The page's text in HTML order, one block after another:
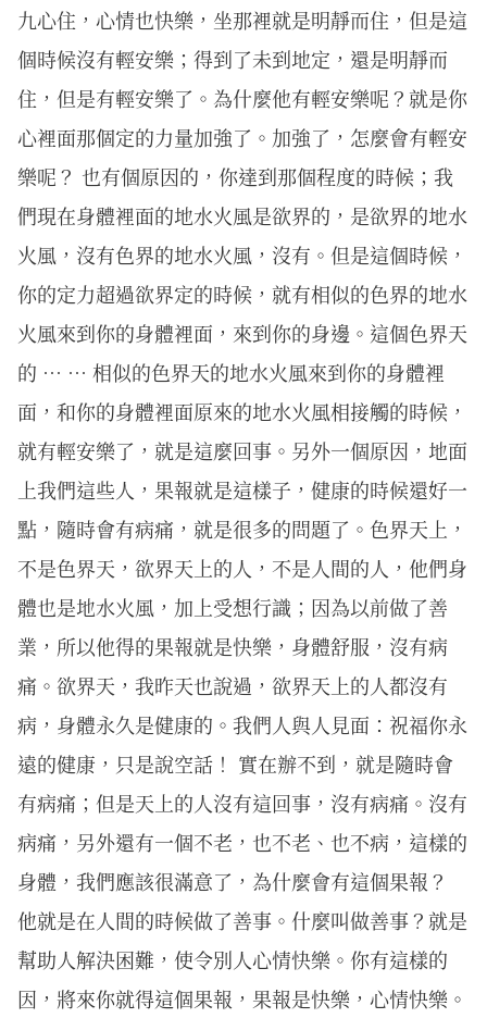
九心住，心情也快樂，坐那裡就是明靜而住，但是這
個時候沒有輕安樂；得到了未到地定，還是明靜而
住，但是有輕安樂了。為什麼他有輕安樂呢？就是你
心裡面那個定的力量加強了。加強了，怎麼會有輕安
樂呢？ 也有個原因的，你達到那個程度的時候；我
們現在身體裡面的地水火風是欲界的，是欲界的地水
火風，沒有色界的地水火風，沒有。但是這個時候，
你的定力超過欲界定的時候，就有相似的色界的地水
火風來到你的身體裡面，來到你的身邊。這個色界天
的 … … 相似的色界天的地水火風來到你的身體裡
面，和你的身體裡面原來的地水火風相接觸的時候，
就有輕安樂了，就是這麼回事。另外一個原因，地面
上我們這些人，果報就是這樣子，健康的時候還好一
點，隨時會有病痛，就是很多的問題了。色界天上，
不是色界天，欲界天上的人，不是人間的人，他們身
體也是地水火風，加上受想行識；因為以前做了善
業，所以他得的果報就是快樂，身體舒服，沒有病
痛。欲界天，我昨天也說過，欲界天上的人都沒有
病，身體永久是健康的。我們人與人見面：祝福你永
遠的健康，只是說空話！ 實在辦不到，就是隨時會
有病痛；但是天上的人沒有這回事，沒有病痛。沒有
病痛，另外還有一個不老，也不老、也不病，這樣的
身體，我們應該很滿意了，為什麼會有這個果報？
他就是在人間的時候做了善事。什麼叫做善事？就是
幫助人解決困難，使令別人心情快樂。你有這樣的
因，將來你就得這個果報，果報是快樂，心情快樂。